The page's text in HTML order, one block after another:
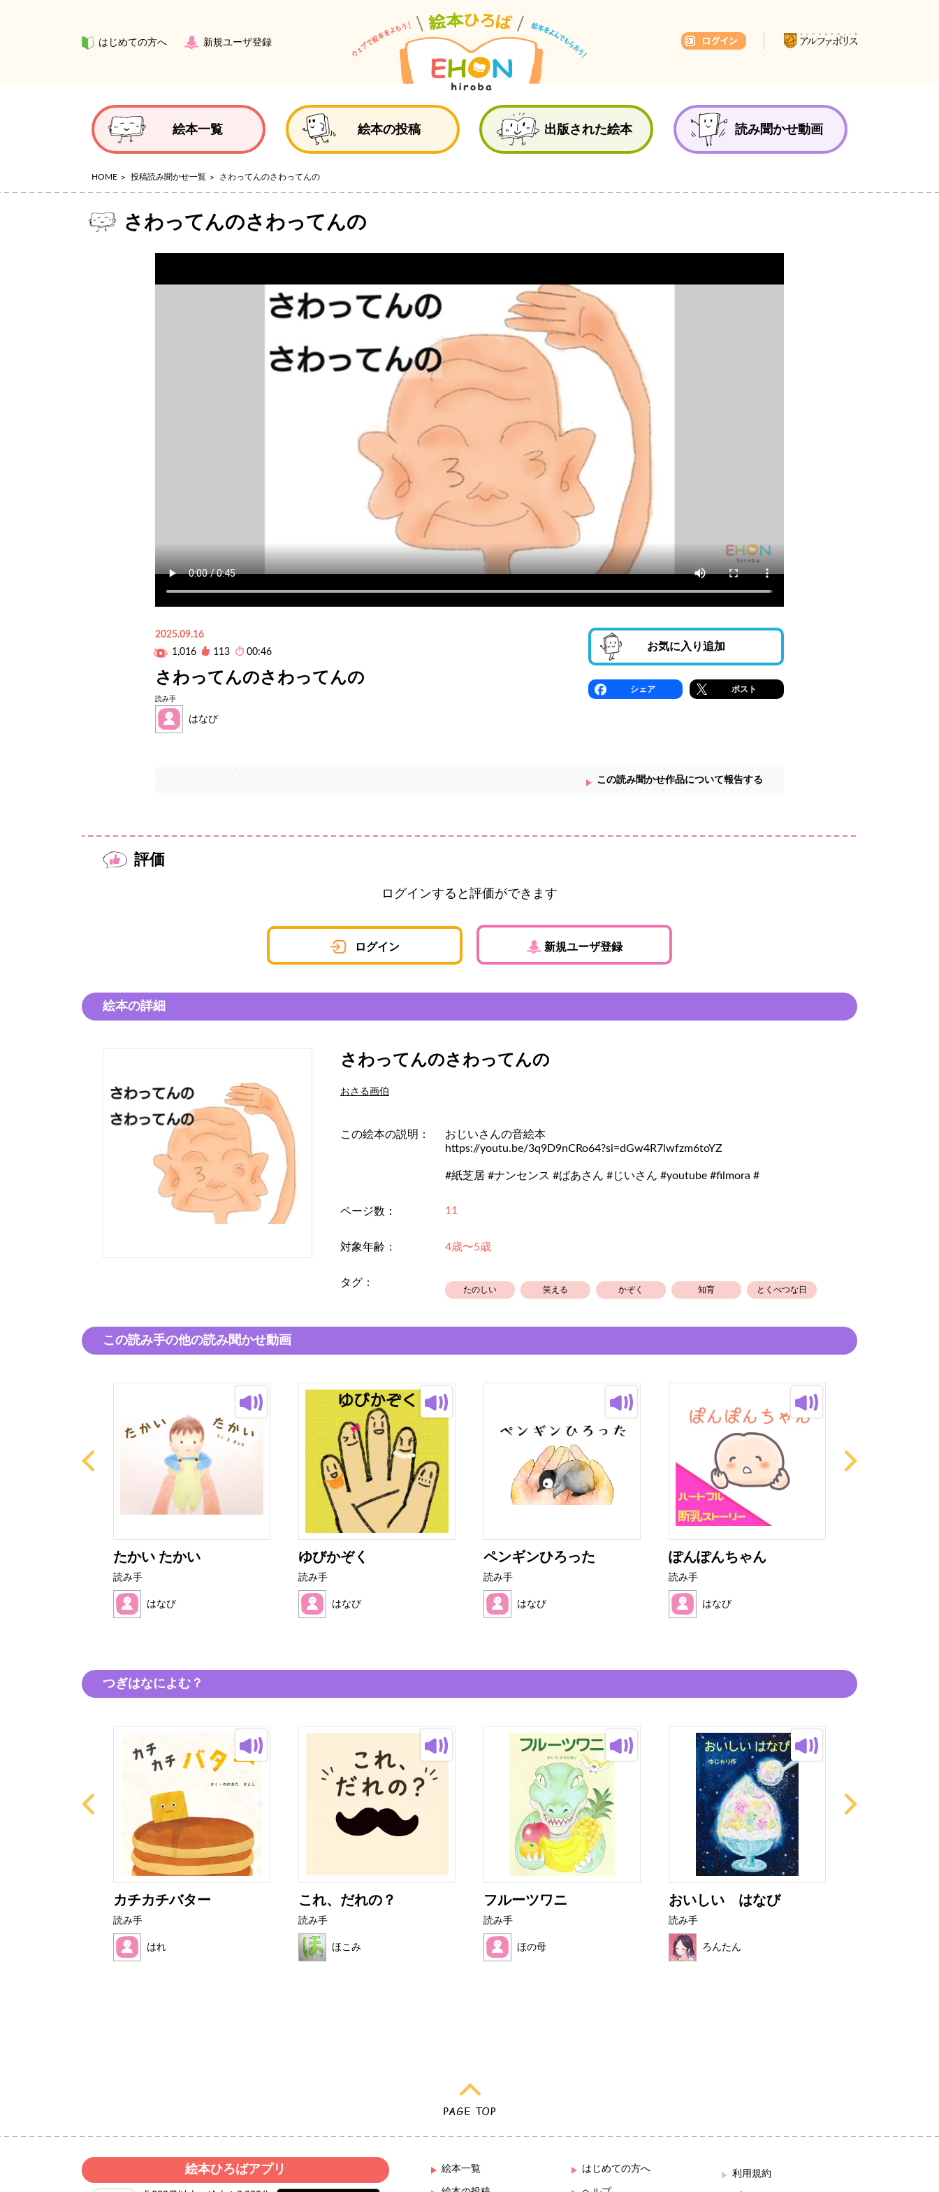
はじめての方へ 新規ユーザ登録
絵本一覧 絵本の投稿 出版された絵本 読み聞かせ動画
HOME 投稿読み聞かせ一覧 さわってんのさわってんの
さわってんのさわってんの
2025.09.16
1,016
113 00:46
さわってんのさわってんの
読み手
はなび
お気に入り追加
シェア ポスト
この読み聞かせ作品について報告する
評価
ログインすると評価ができます
ログイン 新規ユーザ登録
絵本の詳細
さわってんのさわってんの
おさる画伯
この絵本の説明：
おじいさんの音絵本
https://youtu.be/3q9D9nCRo64?si=dGw4R7lwfzm6toYZ
#紙芝居 #ナンセンス #ばあさん #じいさん #youtube #filmora #
ページ数： 11
対象年齢： 4歳〜5歳
タグ：
たのしい 笑える かぞく 知育 とくべつな日
この読み手の他の読み聞かせ動画
たかい たかい
読み手
はなび
ゆびかぞく
読み手
はなび
ペンギンひろった
読み手
はなび
ぽんぽんちゃん
読み手
はなび
つぎはなによむ？
カチカチバター
読み手
はれ
これ、だれの？
読み手
ほこみ
フルーツワニ
読み手
ほの母
おいしい はなび
読み手
ろんたん
絵本ひろばアプリ 絵本一覧 はじめての方へ 利用規約